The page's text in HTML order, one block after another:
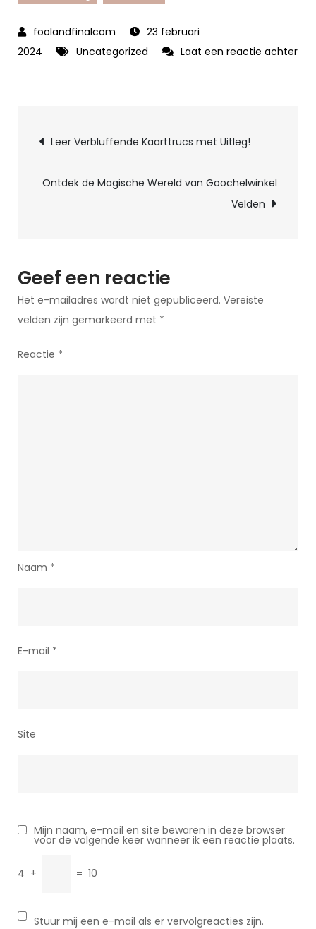
23 februari
2024
Uncategorized
Laat een reactie achter
Berichtnavigatie
Leer Verbluffende Kaarttrucs met Uitleg!
Ontdek de Magische Wereld van Goochelwinkel
Velden
Geef een reactie
Het e-mailadres wordt niet gepubliceerd. Vereiste
velden zijn gemarkeerd met *
Reactie *
Naam *
E-mail *
Site
Mijn naam, e-mail en site bewaren in deze browser
voor de volgende keer wanneer ik een reactie plaats.
4 + = 10
Stuur mij een e-mail als er vervolgreacties zijn.